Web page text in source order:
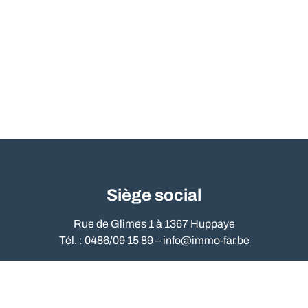
Siège social
Rue de Glimes 1 à 1367 Huppaye
Tél. : 0486/09 15 89 –info@immo-far.be